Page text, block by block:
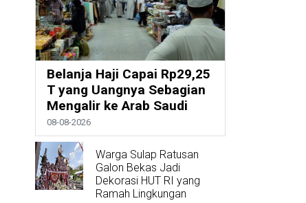
Belanja Haji Capai Rp29,25
T yang Uangnya Sebagian
Mengalir ke Arab Saudi
08-08-2026
Warga Sulap Ratusan
Galon Bekas Jadi
Dekorasi HUT RI yang
Ramah Lingkungan